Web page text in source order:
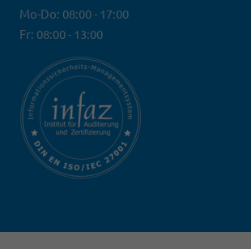
Mo-Do: 08:00 - 17:00
Fr: 08:00 - 13:00